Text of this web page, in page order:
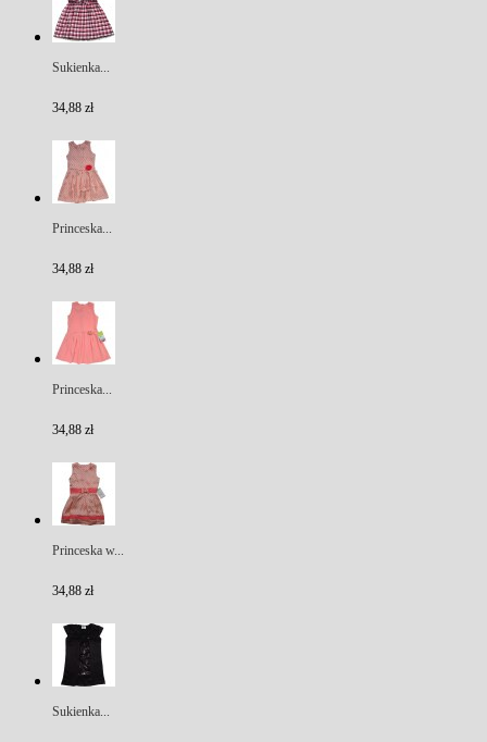
Sukienka...
34,88 zł
Princeska...
34,88 zł
Princeska...
34,88 zł
Princeska w...
34,88 zł
Sukienka...